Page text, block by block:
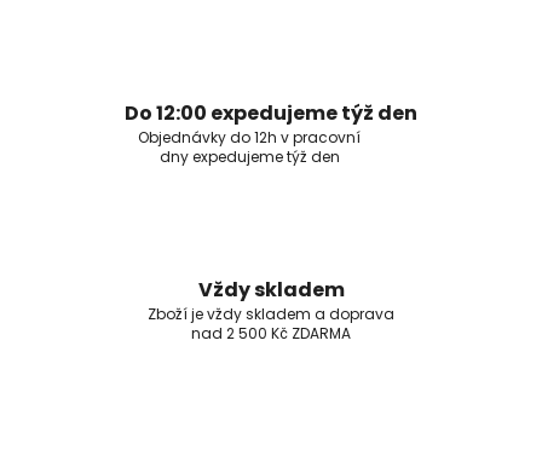
Do 12:00 expedujeme týž den
Objednávky do 12h v pracovní
dny expedujeme týž den
Vždy skladem
Zboží je vždy skladem a doprava
nad 2 500 Kč ZDARMA